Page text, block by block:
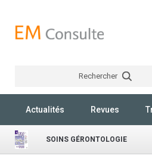
Rechercher
Actualités Revues
SOINS GÉRONTOLOGIE